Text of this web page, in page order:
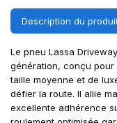
Description du
Le pneu Lassa
génération, conçu
taille moyenne et de
défier la route. Il allie
excellente adhérence